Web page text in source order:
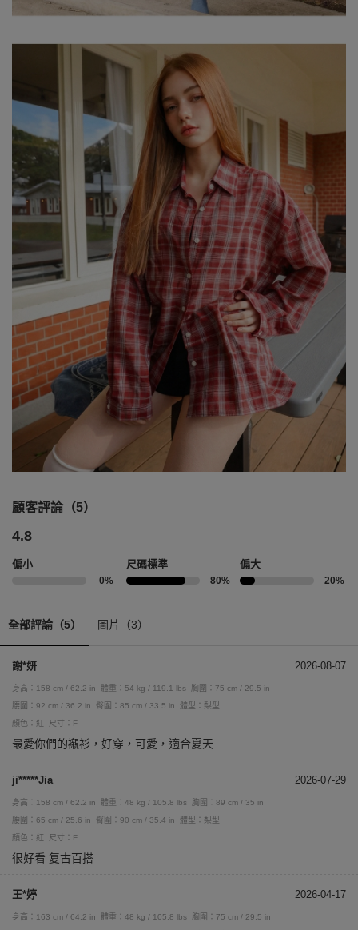
顧客評論（5）
4.8
偏小
0%
尺碼標準
80%
偏大
20%
全部評論（5） 圖片（3）
謝*妍 2026-08-07
身高：158 cm / 62.2 in 體重：54 kg / 119.1 lbs
胸圍：75 cm / 29.5 in
腰圍：92 cm / 36.2 in
臀圍：85 cm / 33.5 in
體型：梨型
顏色：紅
尺寸：F
最愛你們的襯衫，好穿，可愛，適合夏天
ji*****Jia 2026-07-29
身高：158 cm / 62.2 in 體重：48 kg / 105.8 lbs
胸圍：89 cm / 35 in
腰圍：65 cm / 25.6 in
臀圍：90 cm / 35.4 in
體型：梨型
顏色：紅
尺寸：F
很好看 复古百搭
王*婷 2026-04-17
身高：163 cm / 64.2 in 體重：48 kg / 105.8 lbs
胸圍：75 cm / 29.5 in